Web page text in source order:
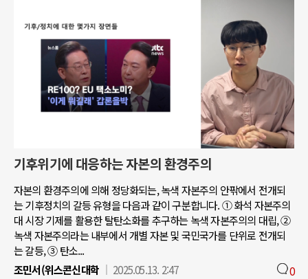
기후위기에 대응하는 자본의 환경주의
자본의 환경주의에 의해 정당화되는, 녹색 자본주의 안팎에서 전개되
는 기후정치의 갈등 유형을 다음과 같이 구분합니다. ① 화석 자본주의
대 시장 기제를 활용한 탈탄소화를 추구하는 녹색 자본주의의 대립, ②
녹색 자본주의라는 내부에서 개별 자본 및 국민국가를 단위로 전개되
는 갈등, ③ 탄소...
조민서(위스콘신대학
2025.05.13. 2:47 0